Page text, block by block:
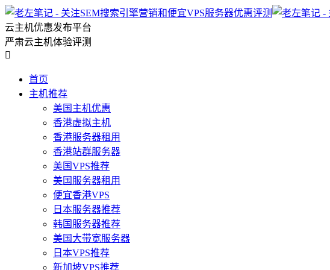
云主机优惠发布平台
严肃云主机体验评测

首页
主机推荐
美国主机优惠
香港虚拟主机
香港服务器租用
香港站群服务器
美国VPS推荐
美国服务器租用
便宜香港VPS
日本服务器推荐
韩国服务器推荐
美国大带宽服务器
日本VPS推荐
新加坡VPS推荐